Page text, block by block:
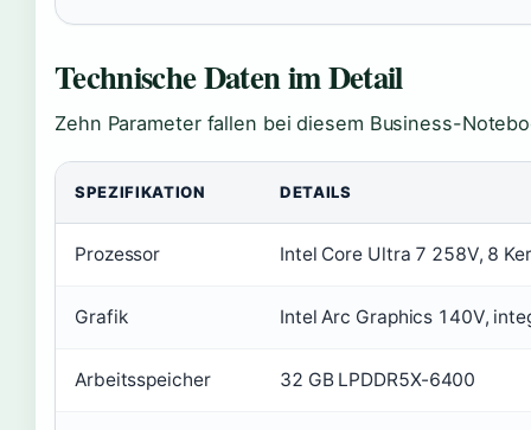
Technische Daten im Detail
Zehn Parameter fallen bei diesem Business-
SPEZIFIKATION DETAILS
Prozessor Intel Core Ultra 7 258V, 8
Grafik Intel Arc Graphics 140V,
Arbeitsspeicher 32 GB LPDDR5X-6400